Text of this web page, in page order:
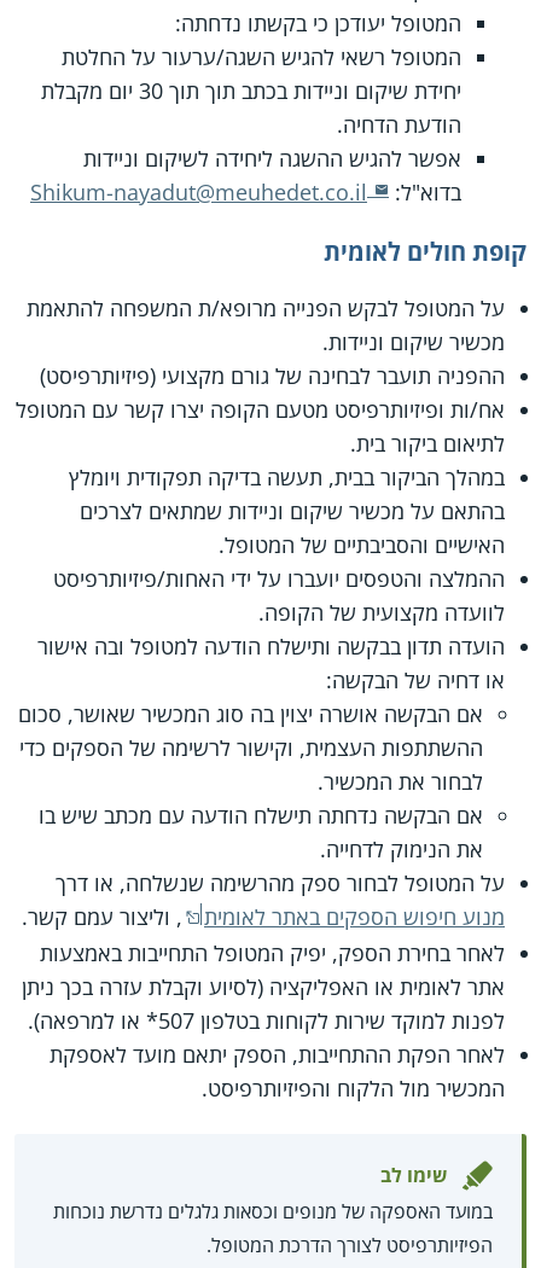
המטופל יעודכן כי בקשתו נדחתה:
המטופל רשאי להגיש השגה/ערעור על החלטת
יחידת שיקום וניידות בכתב תוך תוך 30 יום מקבלת
הודעת הדחיה.
אפשר להגיש ההשגה ליחידה לשיקום וניידות
בדוא"ל:
Shikum-nayadut@meuhedet.co.il
קופת חולים לאומית
על המטופל לבקש הפנייה מרופא/ת המשפחה להתאמת
מכשיר שיקום וניידות.
ההפניה תועבר לבחינה של גורם מקצועי (פיזיותרפיסט)
אח/ות ופיזיותרפיסט מטעם הקופה יצרו קשר עם המטופל
לתיאום ביקור בית.
במהלך הביקור בבית, תעשה בדיקה תפקודית ויומלץ
בהתאם על מכשיר שיקום וניידות שמתאים לצרכים
האישיים והסביבתיים של המטופל.
ההמלצה והטפסים יועברו על ידי האחות/פיזיותרפיסט
לוועדה מקצועית של הקופה.
הועדה תדון בבקשה ותישלח הודעה למטופל ובה אישור
או דחיה של הבקשה:
אם הבקשה אושרה יצוין בה סוג המכשיר שאושר, סכום
ההשתתפות העצמית, וקישור לרשימה של הספקים כדי
לבחור את המכשיר.
אם הבקשה נדחתה תישלח הודעה עם מכתב שיש בו
את הנימוק לדחייה.
על המטופל לבחור ספק מהרשימה שנשלחה, או דרך
מנוע חיפוש הספקים באתר לאומית
, וליצור עמם קשר.
לאחר בחירת הספק, יפיק המטופל התחייבות באמצעות
אתר לאומית או האפליקציה (לסיוע וקבלת עזרה בכך ניתן
לפנות למוקד שירות לקוחות בטלפון 507* או למרפאה).
לאחר הפקת ההתחייבות, הספק יתאם מועד לאספקת
המכשיר מול הלקוח והפיזיותרפיסט.
שימו לב
במועד האספקה של מנופים וכסאות גלגלים נדרשת נוכחות
הפיזיותרפיסט לצורך הדרכת המטופל.